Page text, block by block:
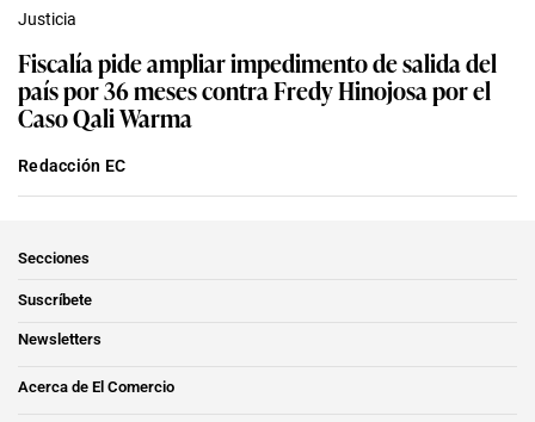
Justicia
Fiscalía pide ampliar impedimento de salida del
país por 36 meses contra Fredy Hinojosa por el
Caso Qali Warma
Redacción EC
Secciones
Suscríbete
Newsletters
Acerca de El Comercio